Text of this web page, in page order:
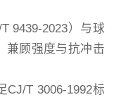
9439-2023）与球
兼顾强度与抗冲击
CJ/T 3006-1992标